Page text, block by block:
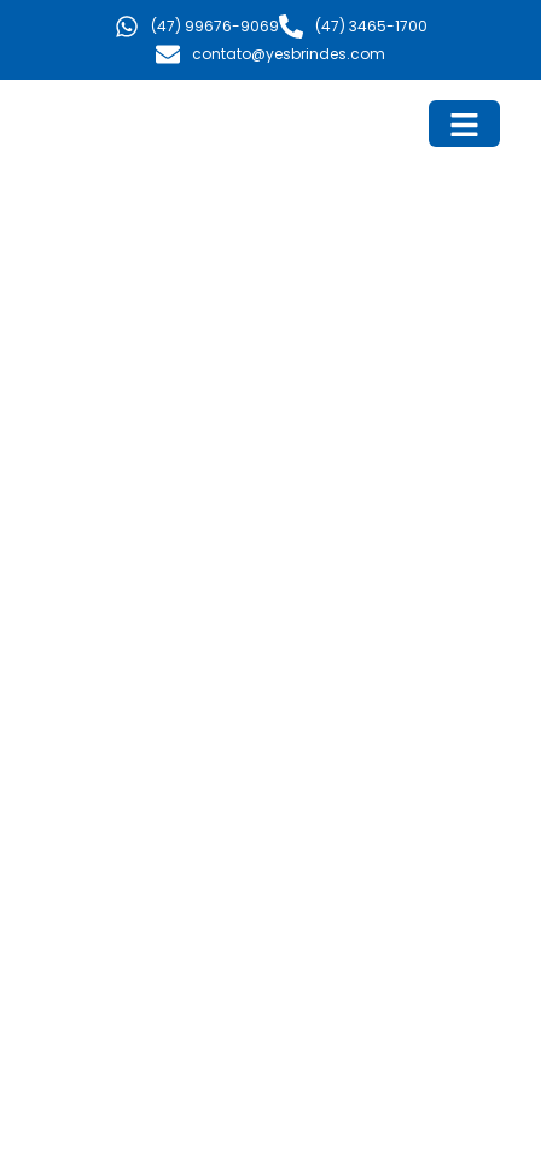
(47) 99676-9069
(47) 3465-1700
contato@yesbrindes.com